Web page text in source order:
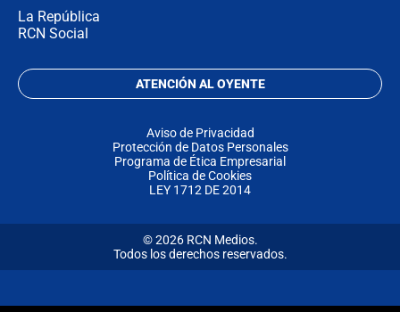
La República
RCN Social
ATENCIÓN AL OYENTE
Aviso de Privacidad
Protección de Datos Personales
Programa de Ética Empresarial
Política de Cookies
LEY 1712 DE 2014
© 2026 RCN Medios.
Todos los derechos reservados.